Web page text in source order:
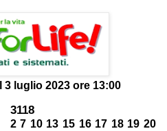
3 luglio 2023 ore 13:00
3118
2 7 10 13 15 16 17 18 19 20